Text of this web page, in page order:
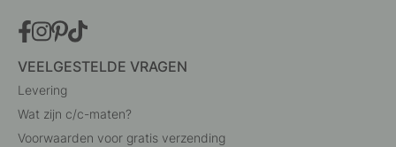
VEELGESTELDE VRAGEN
Levering
Wat zijn c/c-maten?
Voorwaarden voor gratis verzending